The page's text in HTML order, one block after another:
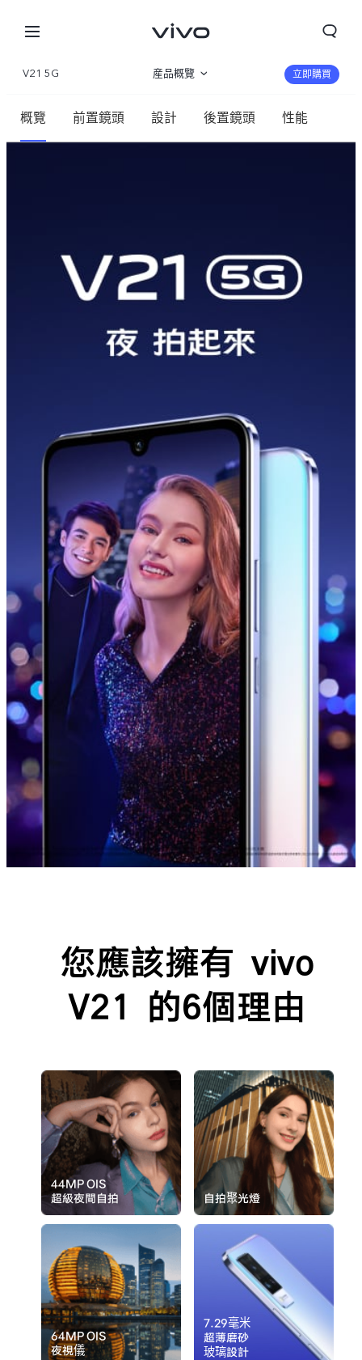
V21 5G 産品概覽
規格參數
立即購買
概覽 前置鏡頭 設計 後置鏡頭 性能
您應該擁有 vivo
V21 的6個理由
44MP OIS
超級夜間自拍
自拍聚光燈
64MP OIS
夜視儀
7.29毫米
超薄磨砂
玻璃設計